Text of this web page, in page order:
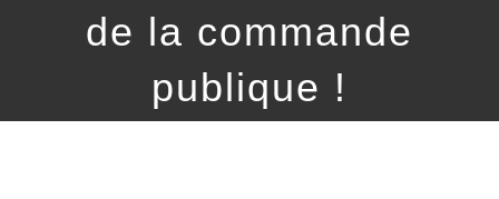
CONTACTde la commande
publique !